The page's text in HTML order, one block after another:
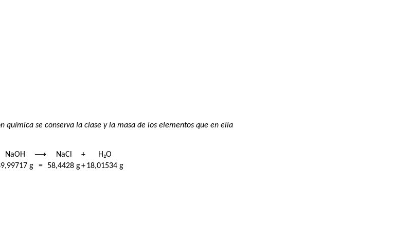
química se conserva la clase y la masa de los elementos que en ella
NaOH ⟶ NaCl +
H₂O
g = 58,4428 g+18,01534 g